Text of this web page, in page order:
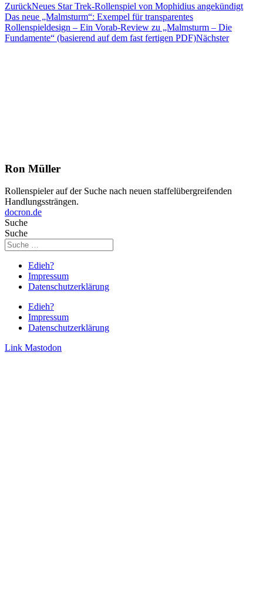
ZurückNeues Star Trek-Rollenspiel von Mophidius angekündigt
Das neue „Malmsturm“: Exempel für transparentes
Rollenspieldesign – Ein Vorab-Review zu „Malmsturm – Die
Fundamente“ (basierend auf dem fast fertigen PDF)Nächster
Ron Müller
Rollenspieler auf der Suche nach neuen staffelübergreifenden
Handlungssträngen.
docron.de
Suche
Suche
Edieh?
Impressum
Datenschutzerklärung
Edieh?
Impressum
Datenschutzerklärung
Link Mastodon